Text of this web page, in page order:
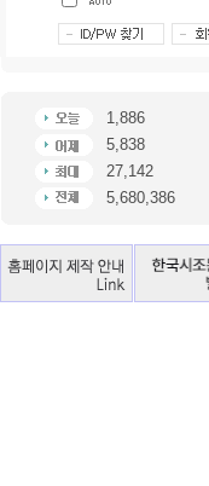
1,886
5,838
27,142
5,680,386